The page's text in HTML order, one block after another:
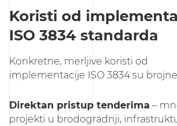
Koristi od
ISO 3834 standarda
Konkretne, merljive koristi od
implementacije ISO 3834 su
Direktan pristup tenderima –
projekti u brodogradnji,